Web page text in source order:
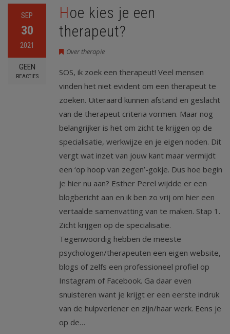
SEP
30
2021
GEEN
REACTIES
Hoe kies je een
therapeut?
Over therapie
SOS, ik zoek een therapeut! Veel mensen
vinden het niet evident om een therapeut te
zoeken. Uiteraard kunnen afstand en geslacht
van de therapeut criteria vormen. Maar nog
belangrijker is het om zicht te krijgen op de
specialisatie, werkwijze en je eigen noden. Dit
vergt wat inzet van jouw kant maar vermijdt
een ‘op hoop van zegen’-gokje. Dus hoe begin
je hier nu aan? Esther Perel wijdde er een
blogbericht aan en ik ben zo vrij om hier een
vertaalde samenvatting van te maken. Stap 1.
Zicht krijgen op de specialisatie.
Tegenwoordig hebben de meeste
psychologen/therapeuten een eigen website,
blogs of zelfs een professioneel profiel op
Instagram of Facebook. Ga daar even
snuisteren want je krijgt er een eerste indruk
van de hulpverlener en zijn/haar werk. Eens je
op de…